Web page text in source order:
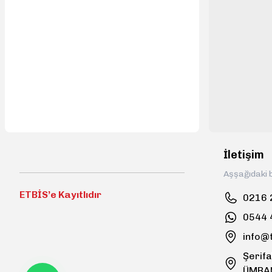
ETBİS’e Kayıtlıdır
İletişim
Aşşağıdaki
0216
0544